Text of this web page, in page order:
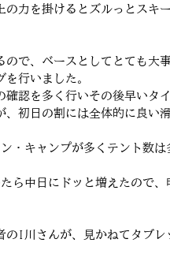
力を掛けるとズルっとス
ので、ベースとしてとても
行いました。
認を多く行いその後早いタ
初日の割には全体的に良い
・キャンプが多くテント数
ら中日にドッと増えたので
のI川さんが、見かねてタブ